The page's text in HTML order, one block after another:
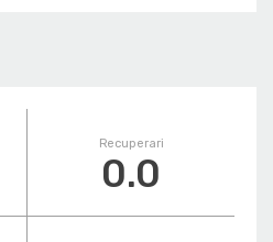
Recuperari
0.0